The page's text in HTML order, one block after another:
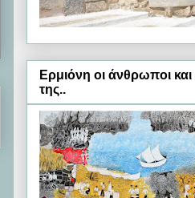
Ερμιόνη oι άνθρωποι και
της..